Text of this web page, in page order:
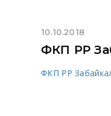
10.10.2018
ФКП РР
ФКП РР